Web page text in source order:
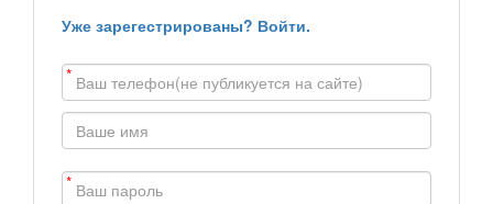
Уже зарегестрированы? Войти.
*
*